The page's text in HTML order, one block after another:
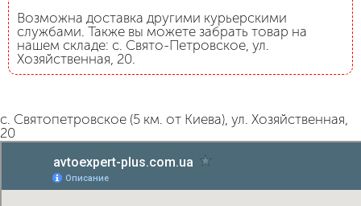
Возможна доставка другими курьерскими
службами. Также вы можете забрать товар на
нашем складе: с. Свято-Петровское, ул.
Хозяйственная, 20.
с. Святопетровское (5 км. от Киева), ул. Хозяйственная,
20